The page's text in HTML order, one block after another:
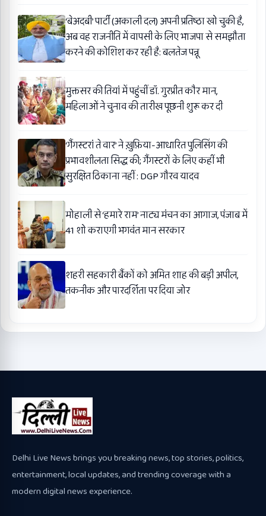
‘बेअदबी’ पार्टी (अकाली दल) अपनी प्रतिष्ठा खो चुकी है,
अब वह राजनीति में वापसी के लिए भाजपा से समझौता
करने की कोशिश कर रही है: बलतेज पन्नू
मुक्तसर की तियां में पहुंचीं डॉ. गुरप्रीत कौर मान,
महिलाओं ने चुनाव की तारीख पूछनी शुरू कर दी
‘गैंगस्टरां ते वार’ ने ख़ुफ़िया-आधारित पुलिसिंग की
प्रभावशीलता सिद्ध की; गैंगस्टरों के लिए कहीं भी
सुरक्षित ठिकाना नहीं : DGP गौरव यादव
मोहाली से ‘हमारे राम’ नाट्य मंचन का आगाज, पंजाब में
41 शो कराएगी भगवंत मान सरकार
शहरी सहकारी बैंकों को अमित शाह की बड़ी अपील,
तकनीक और पारदर्शिता पर दिया जोर
Delhi Live News brings you breaking news, top stories, politics,
entertainment, local updates, and trending coverage with a
modern digital news experience.